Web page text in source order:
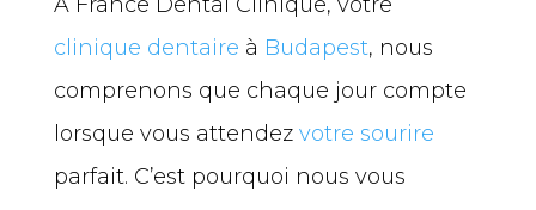
clinique dentaire à Budapest, nous
comprenons que chaque jour compte
lorsque vous attendez votre sourire
parfait. C’est pourquoi nous vous